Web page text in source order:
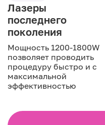
Лазеры
последнего
поколения
Мощность 1200-1800W
позволяет проводить
процедуру быстро и с
максимальной
эффективностью